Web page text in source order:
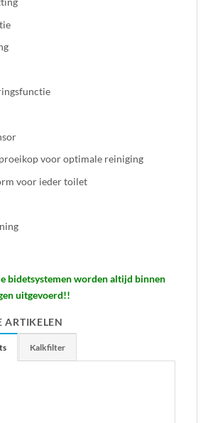
voor optimale reiniging
voor ieder toilet
bidetsystemen worden altijd binnen
uitgevoerd!!
ARTIKELEN
Kalkfilter